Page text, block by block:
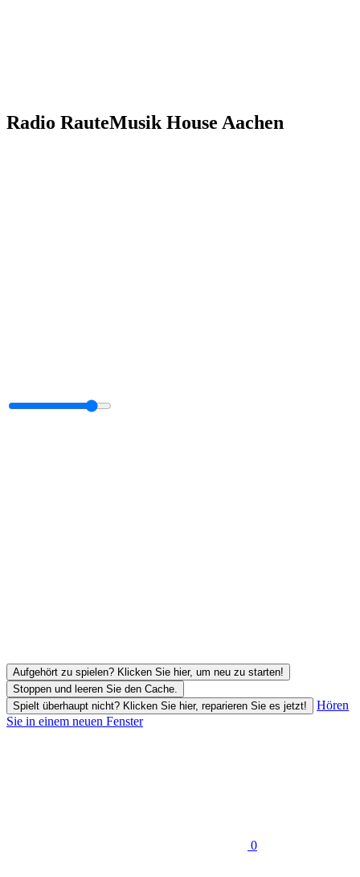
Radio RauteMusik House Aachen
Aufgehört zu spielen? Klicken Sie hier, um neu zu starten!
Stoppen und leeren Sie den Cache.
Spielt überhaupt nicht? Klicken Sie hier, reparieren Sie es jetzt!
Hören
Sie in einem neuen Fenster
0